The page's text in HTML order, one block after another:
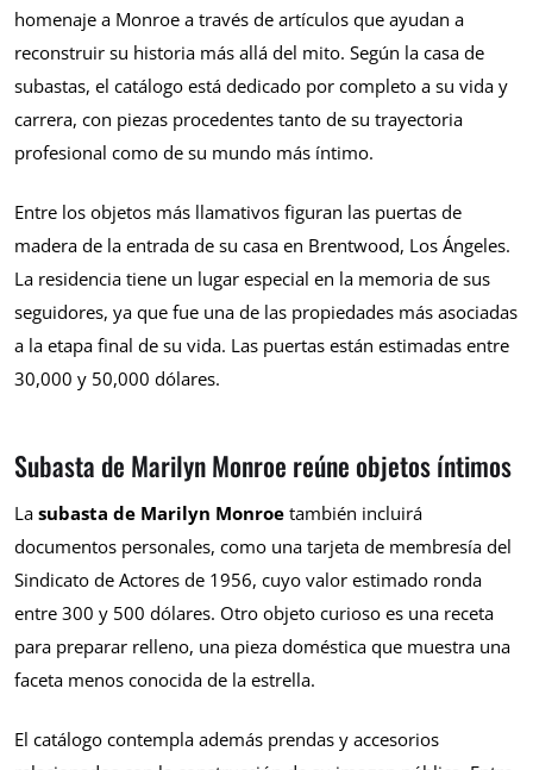
homenaje a Monroe a través de artículos que ayudan a
reconstruir su historia más allá del mito. Según la casa de
subastas, el catálogo está dedicado por completo a su vida y
carrera, con piezas procedentes tanto de su trayectoria
profesional como de su mundo más íntimo.
Entre los objetos más llamativos figuran las puertas de
madera de la entrada de su casa en Brentwood, Los Ángeles.
La residencia tiene un lugar especial en la memoria de sus
seguidores, ya que fue una de las propiedades más asociadas
a la etapa final de su vida. Las puertas están estimadas entre
30,000 y 50,000 dólares.
Subasta de Marilyn Monroe reúne objetos íntimos
La subasta de Marilyn Monroe también incluirá
documentos personales, como una tarjeta de membresía del
Sindicato de Actores de 1956, cuyo valor estimado ronda
entre 300 y 500 dólares. Otro objeto curioso es una receta
para preparar relleno, una pieza doméstica que muestra una
faceta menos conocida de la estrella.
El catálogo contempla además prendas y accesorios